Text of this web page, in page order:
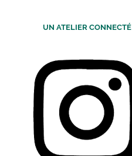
UN ATELIER CONNECTÉ